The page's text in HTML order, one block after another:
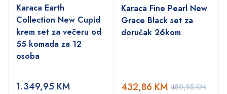
Karaca Earth
Collection New Cupid
krem set za večeru od
55 komada za 12
osoba
1.349,95 KM
Karaca Fine Pearl New
Grace Black set za
doručak 26kom
480,95KM
432,86 KM